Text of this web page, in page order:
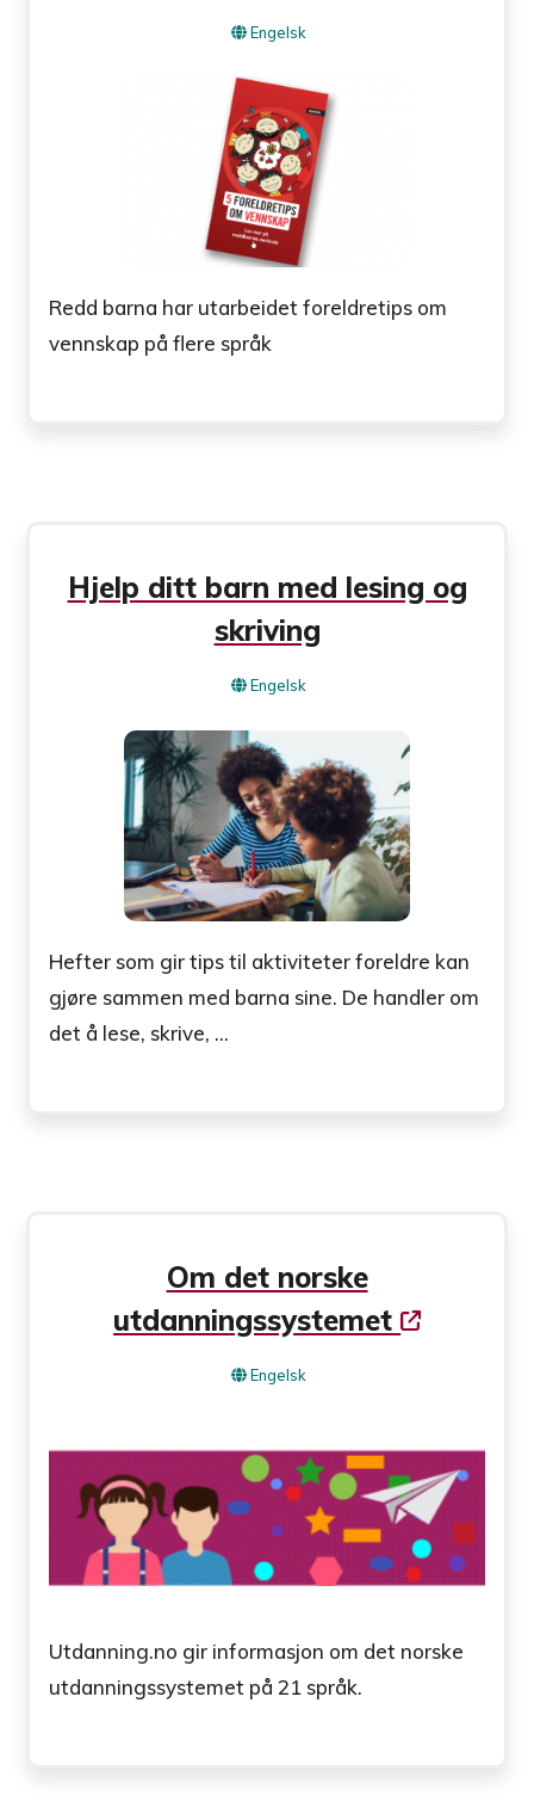
Engelsk
Redd barna har utarbeidet foreldretips om
vennskap på flere språk
Hjelp ditt barn med lesing og
skriving
Engelsk
Hefter som gir tips til aktiviteter foreldre kan
gjøre sammen med barna sine. De handler om
det å lese, skrive, ...
Om det norske
utdanningssystemet
Engelsk
Utdanning.no gir informasjon om det norske
utdanningssystemet på 21 språk.